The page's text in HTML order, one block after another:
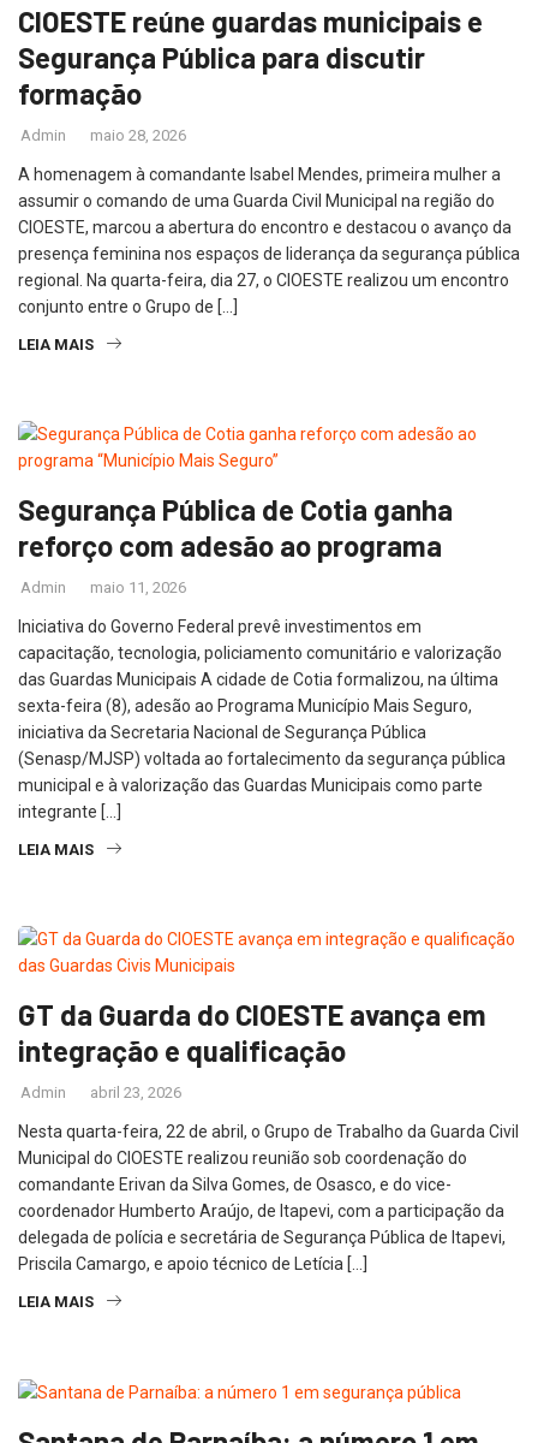
CIOESTE reúne guardas municipais e
Segurança Pública para discutir
formação
Admin maio 28, 2026
A homenagem à comandante Isabel Mendes, primeira mulher a
assumir o comando de uma Guarda Civil Municipal na região do
CIOESTE, marcou a abertura do encontro e destacou o avanço da
presença feminina nos espaços de liderança da segurança pública
regional. Na quarta-feira, dia 27, o CIOESTE realizou um encontro
conjunto entre o Grupo de […]
LEIA MAIS
Segurança Pública de Cotia ganha
reforço com adesão ao programa
Admin maio 11, 2026
Iniciativa do Governo Federal prevê investimentos em
capacitação, tecnologia, policiamento comunitário e valorização
das Guardas Municipais A cidade de Cotia formalizou, na última
sexta-feira (8), adesão ao Programa Município Mais Seguro,
iniciativa da Secretaria Nacional de Segurança Pública
(Senasp/MJSP) voltada ao fortalecimento da segurança pública
municipal e à valorização das Guardas Municipais como parte
integrante […]
LEIA MAIS
GT da Guarda do CIOESTE avança em
integração e qualificação
Admin abril 23, 2026
Nesta quarta-feira, 22 de abril, o Grupo de Trabalho da Guarda Civil
Municipal do CIOESTE realizou reunião sob coordenação do
comandante Erivan da Silva Gomes, de Osasco, e do vice-
coordenador Humberto Araújo, de Itapevi, com a participação da
delegada de polícia e secretária de Segurança Pública de Itapevi,
Priscila Camargo, e apoio técnico de Letícia […]
LEIA MAIS